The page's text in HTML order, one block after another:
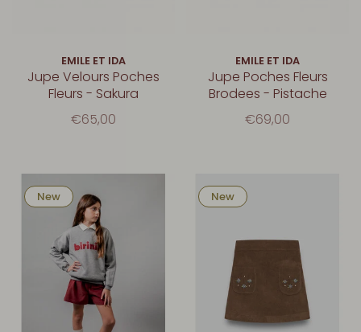
EMILE ET IDA
Jupe Velours Poches
Fleurs - Sakura
€65,00
EMILE ET IDA
Jupe Poches Fleurs
Brodees - Pistache
€69,00
New New